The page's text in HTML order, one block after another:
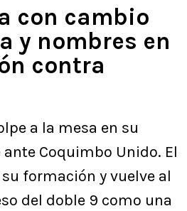
con cambio
y nombres en
contra
a la mesa en su
Coquimbo Unido. El
formación y vuelve al
del doble 9 como una